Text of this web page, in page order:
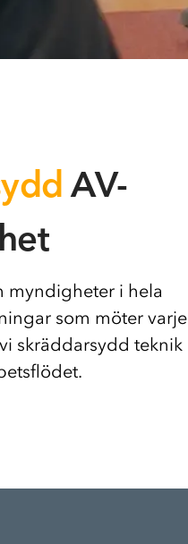
AV-
myndigheter i hela
som möter varje
skräddarsydd teknik